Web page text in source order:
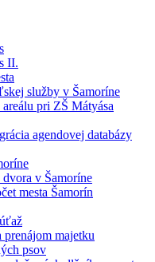
II.
služby v Šamoríne
pri ZŠ Mátyása
agendovej databázy
dvora v Šamoríne
mesta Šamorín
prenájom majetku
psov